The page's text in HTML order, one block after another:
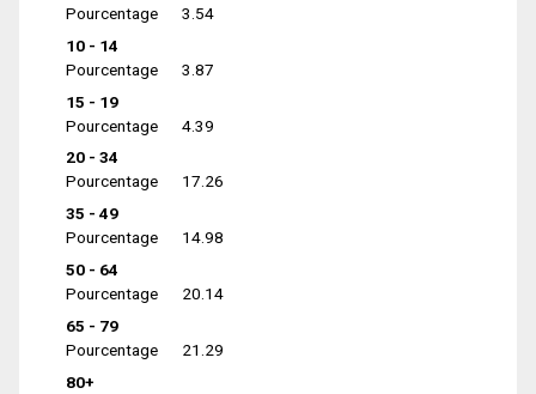
Pourcentage
3.54
10 - 14
Pourcentage
3.87
15 - 19
Pourcentage
4.39
20 - 34
Pourcentage
17.26
35 - 49
Pourcentage
14.98
50 - 64
Pourcentage
20.14
65 - 79
Pourcentage
21.29
80+